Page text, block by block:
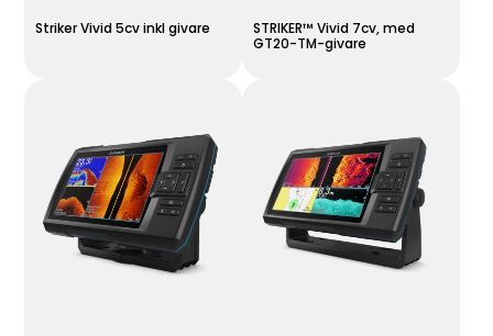
Striker Vivid 5cv inkl givare
STRIKER™ Vivid 7cv, med
GT20-TM-givare